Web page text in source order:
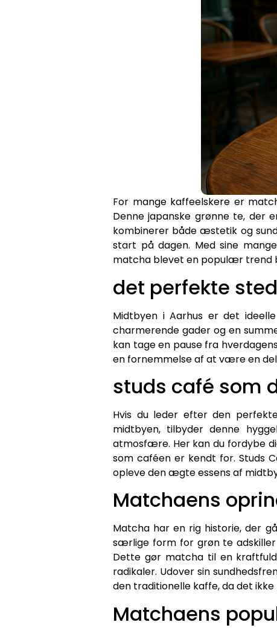
For mange kaffeelskere er
Denne japanske grønne te, der
kombinerer både æstetik og
start på dagen. Med sine
matcha blevet en populær trend
det perfekte
Midtbyen i Aarhus er det
charmerende gader og en
kan tage en pause fra
en fornemmelse af at være en del
studs café som
Hvis du leder efter den
midtbyen, tilbyder denne
atmosfære. Her kan du fordybe
som caféen er kendt for. Studs
opleve den ægte essens af
Matchaens
Matcha har en rig historie, der
særlige form for grøn te
Dette gør matcha til en
radikaler. Udover sin
den traditionelle kaffe, da det
Matchaens